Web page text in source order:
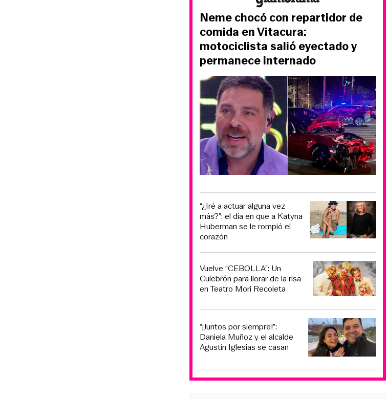
Neme chocó con repartidor de
comida en Vitacura:
motociclista salió eyectado y
permanece internado
“¿Iré a actuar alguna vez
más?”: el día en que a Katyna
Huberman se le rompió el
corazón
Vuelve “CEBOLLA”: Un
Culebrón para llorar de la risa
en Teatro Mori Recoleta
“¡Juntos por siempre!”:
Daniela Muñoz y el alcalde
Agustín Iglesias se casan